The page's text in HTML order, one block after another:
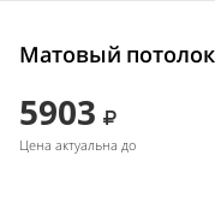
Матовый
5903
Цена актуальна до